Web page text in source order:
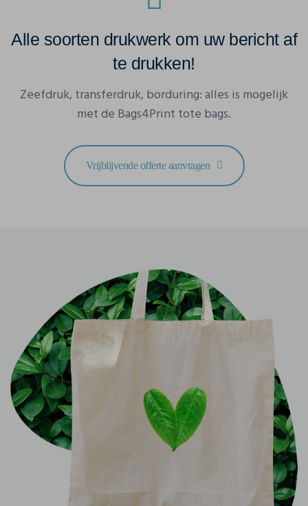
Alle soorten drukwerk om uw bericht af
te drukken!
Zeefdruk, transferdruk, borduring: alles is mogelijk
met de Bags4Print tote bags.
Vrijblijvende offerte aanvragen